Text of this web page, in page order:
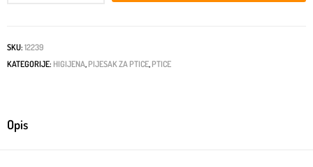
SKU: 12239
KATEGORIJE: HIGIJENA, PIJESAK ZA PTICE, PTICE
Opis